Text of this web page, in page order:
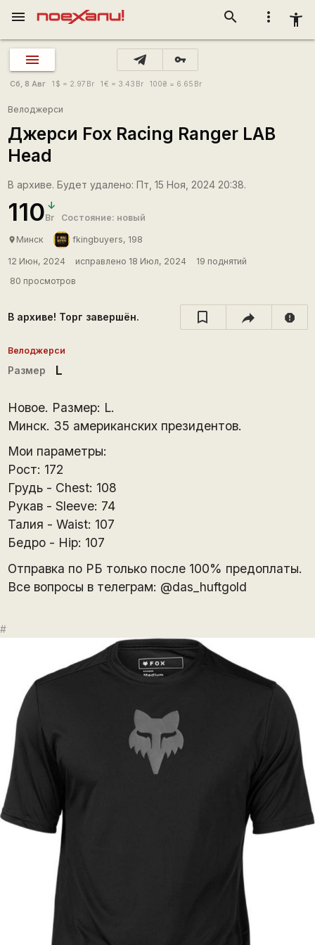
more_vert accessibility_new
search
menu
vpn_key
Сб, 8 Авг 1 $ = 2.97 Br 1€ = 3.43 Br 100₴ = 6.65 Br
Велоджерси
Джерси Fox Racing Ranger LAB
Head
В архиве. Будет удалено: Пт, 15 Ноя, 2024 20:38.
110Br Состояние: новый
place Минск fkingbuyers, 198
12 Июн, 2024 исправлено 18 Июл, 2024
19 поднятий
80 просмотров
В архиве! Торг завершён. report
Велоджерси
Размер L
Новое. Размер: L.
Минск. 35 американских президентов.
Мои параметры:
Рост: 172
Грудь - Chest: 108
Рукав - Sleeve: 74
Талия - Waist: 107
Бедро - Hip: 107
Отправка по РБ только после 100% предоплаты.
Все вопросы в телеграм: @das_huftgold
#